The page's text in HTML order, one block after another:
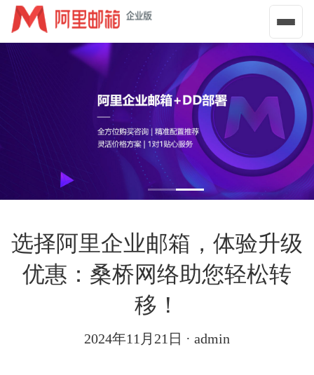
导
航
菜
单
选择阿里企业邮箱，体验升级
优惠：桑桥网络助您轻松转
移！
2024年11月21日 · admin